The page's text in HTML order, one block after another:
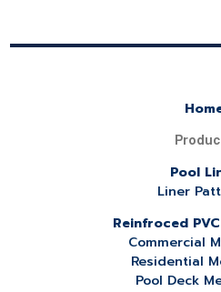
Pool
Liner
Reinfroced
Commercial
Residential
Pool Deck